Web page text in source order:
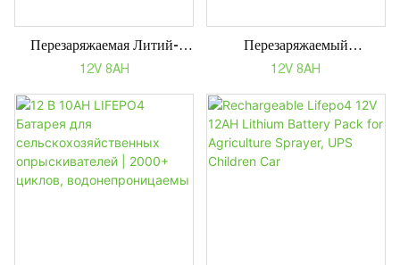
Перезаряжаемая Литий-
Ионная Аккумуляторная
Сверхбезопасная Для
Гидролокатора Подледной
Рыбалки
12V 8AH
Перезаряжаемый
Аккумулятор Lifepo4 8AH
Сельскохозяйственного
Опрыскивателя
12V 8AH